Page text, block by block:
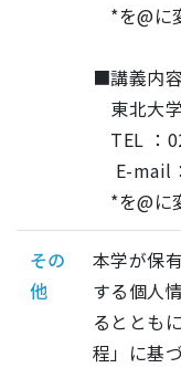
*を@に
■講義内
東北大
TEL ：
E-mail
*を@に
その
他
本学が保
する個人
るととも
程」に基